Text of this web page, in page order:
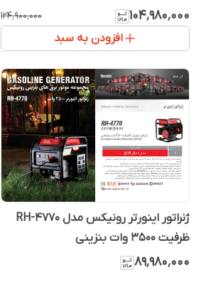
۱۰۴٬۹۸۰٬۰۰۰ ۱۲۴٬۹۰۰٬۰۰۰
افزودن به سبد
ژنراتور اینورتر رونیکس مدل RH-4770
ظرفیت ۳۵۰۰ وات بنزینی
۸۹٬۹۸۰٬۰۰۰